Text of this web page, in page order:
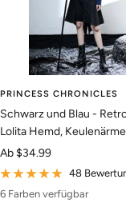
PRINCESS CHRONICLES
Schwarz und Blau -
Lolita Hemd,
Angebotspreis
Ab $34.99
48
6 Farben verfügbar